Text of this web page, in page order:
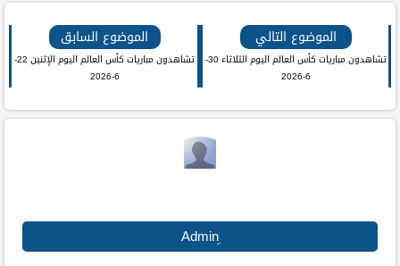
بوك
الموضوع التالي
تشاهدون مباريات كأس العالم اليوم الثلاثاء 30-
6-2026
الموضوع السابق
تشاهدون مباريات كأس العالم اليوم الإثنين 22-
6-2026